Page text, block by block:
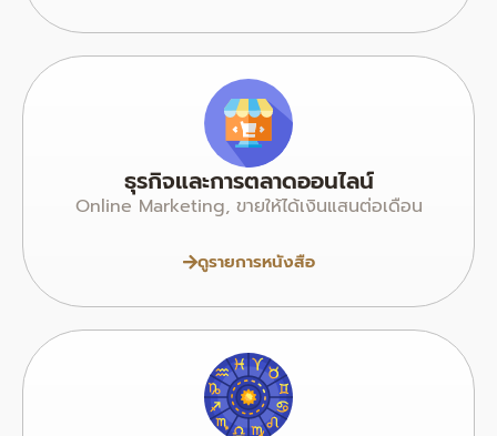
ธุรกิจและการตลาดออนไลน์
Online Marketing, ขายให้ได้เงินแสนต่อเดือน
ดูรายการหนังสือ